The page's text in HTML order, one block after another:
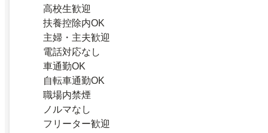
高校生歓迎
扶養控除内OK
主婦・主夫歓迎
電話対応なし
車通勤OK
自転車通勤OK
職場内禁煙
ノルマなし
フリーター歓迎